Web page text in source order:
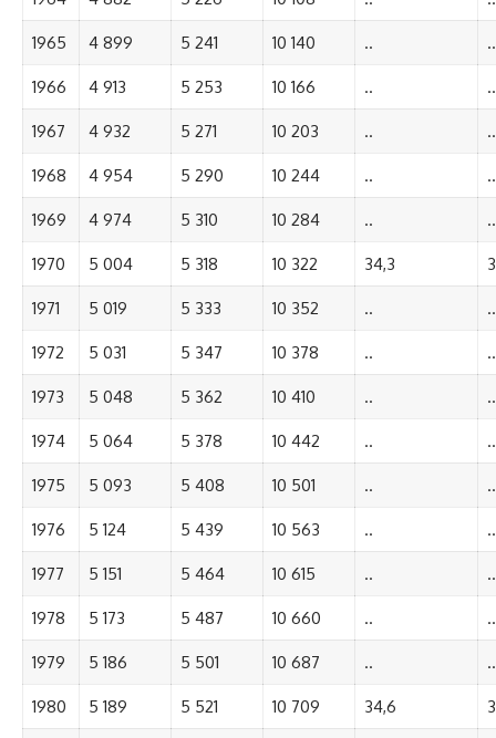
1965 4 899 5 241 10 140 .. ..
1966 4 913 5 253 10 166 .. ..
1967 4 932 5 271 10 203 .. ..
1968 4 954 5 290 10 244 .. ..
1969 4 974 5 310 10 284 .. ..
1970 5 004 5 318 10 322 34,3
1971 5 019 5 333 10 352 .. ..
1972 5 031 5 347 10 378 .. ..
1973 5 048 5 362 10 410 .. ..
1974 5 064 5 378 10 442 .. ..
1975 5 093 5 408 10 501 .. ..
1976 5 124 5 439 10 563 .. ..
1977 5 151 5 464 10 615 .. ..
1978 5 173 5 487 10 660 .. ..
1979 5 186 5 501 10 687 .. ..
1980 5 189 5 521 10 709 34,6